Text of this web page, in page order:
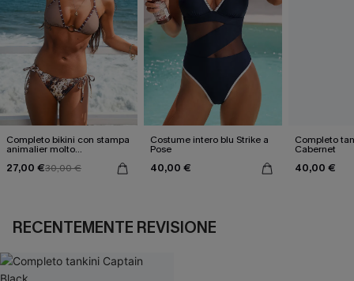
Completo bikini con stampa
animalier molto
27,00 €30,00 €
Costume intero blu Strike a
Pose
40,00 €
Completo
Cabernet
40,00 €
RECENTEMENTE REVISIONE